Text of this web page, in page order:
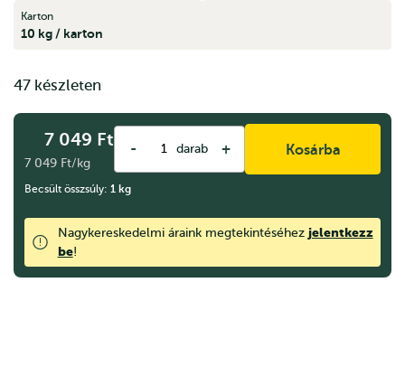
Karton
10 kg / karton
47 készleten
7 049 Ft
7 049 Ft/kg
- darab + Kosárba
Becsült összsúly: 1 kg
Nagykereskedelmi áraink megtekintéséhez jelentkezz
be!